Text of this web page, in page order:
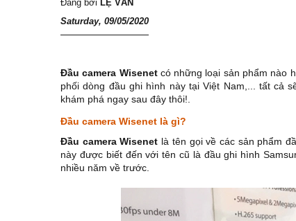
Đăng bởi LỆ VÂN
Saturday, 09/05/2020
Đầu camera Wisenetcó những loại sản phẩm nào
phối dòng đầu ghi hình này tại Việt Nam,... tất cả
khám phá ngay sau đây thôi!.
Đầu camera Wisenet là gì?
Đầu camera Wisenet là tên gọi về các sản phẩm
này được biết đến với tên cũ là đầu ghi hình
nhiều năm về trước.